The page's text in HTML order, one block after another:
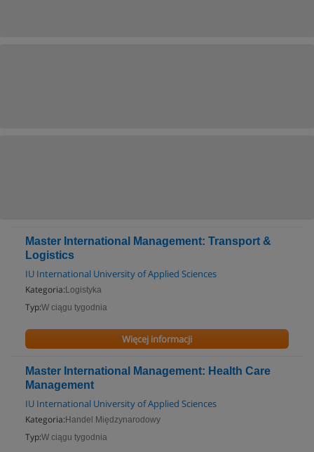
Master International Management: Transport &
Logistics
IU International University of Applied Sciences
Kategoria: Logistyka
Typ:W ciągu tygodnia
Więcej informacji
Master International Management: Health Care
Management
IU International University of Applied Sciences
Kategoria: Handel Międzynarodowy
Typ:W ciągu tygodnia